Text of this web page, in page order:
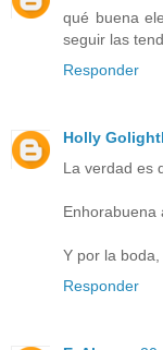
qué buena
seguir las
Responder
Holly
La verdad es
Enhorabuena
Y por la boda,
Responder